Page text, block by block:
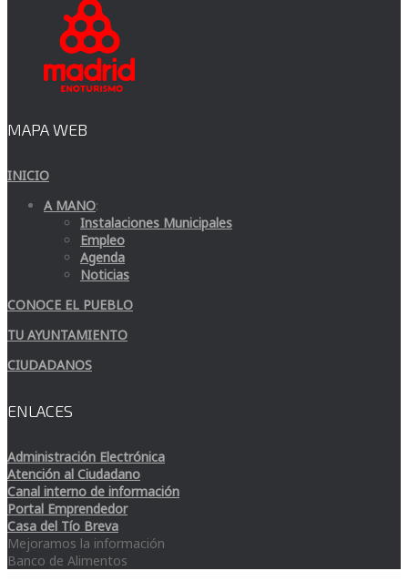
MAPA WEB
INICIO
A MANO:
Instalaciones Municipales
Empleo
Agenda
Noticias
CONOCE EL PUEBLO
TU AYUNTAMIENTO
CIUDADANOS
ENLACES
Administración Electrónica
Atención al Ciudadano
Canal interno de información
Portal Emprendedor
Casa del Tío Breva
Mejoramos la información
Banco de Alimentos